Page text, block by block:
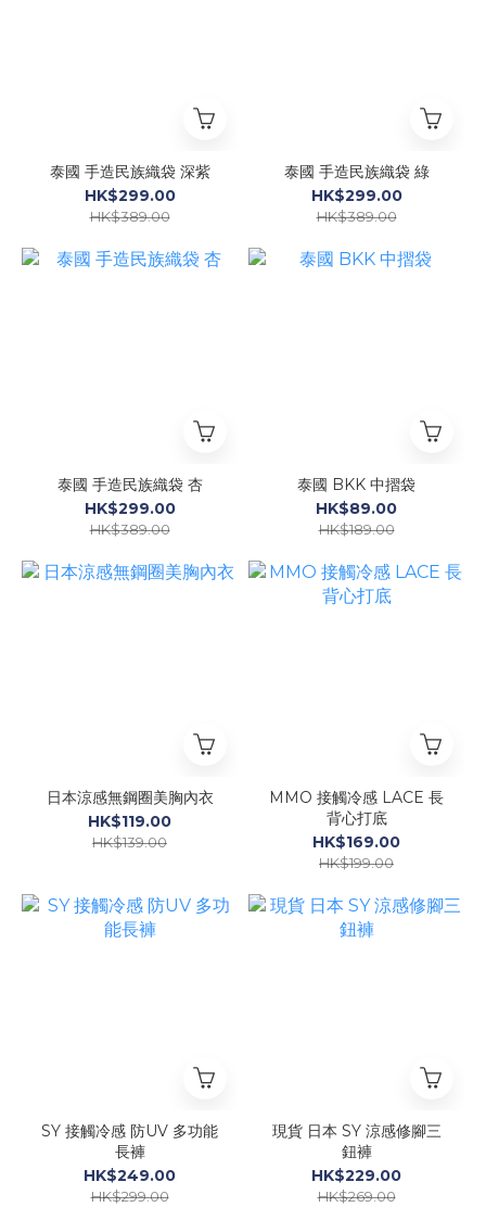
泰國 手造民族織袋 深紫
HK$299.00
HK$389.00
泰國 手造民族織袋 綠
HK$299.00
HK$389.00
泰國 手造民族織袋 杏
HK$299.00
HK$389.00
泰國 BKK 中摺袋
HK$89.00
HK$189.00
日本涼感無鋼圈美胸內衣
HK$119.00
HK$139.00
MMO 接觸冷感 LACE 長
背心打底
HK$169.00
HK$199.00
SY 接觸冷感 防UV 多功能
長褲
HK$249.00
HK$299.00
現貨 日本 SY 涼感修腳三
鈕褲
HK$229.00
HK$269.00